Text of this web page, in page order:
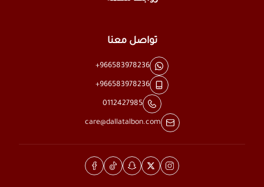
تواصل معنا
+966583978236
+966583978236
0112427985
care@dallatalbon.com